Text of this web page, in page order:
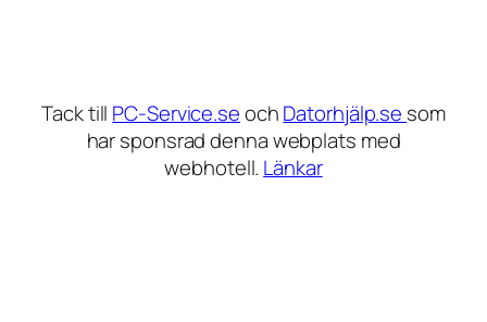
Tack till PC-Service.seochDatorhjälp.se som
har sponsrad denna webplats med
webhotell. Länkar